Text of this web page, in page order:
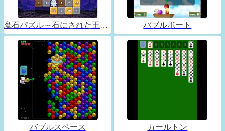
魔石パズル～石にされた王子～ バブルボート
バブルスペース カールトン